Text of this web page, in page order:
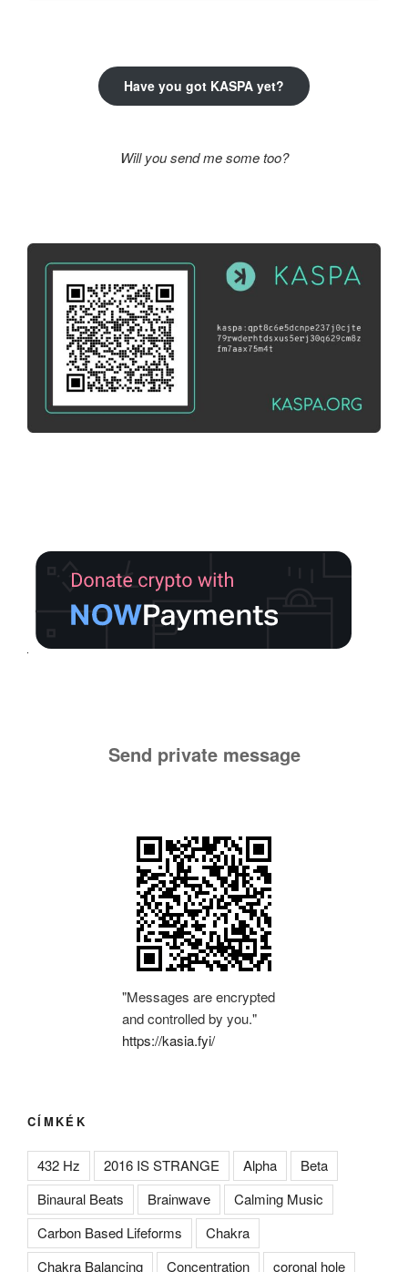
Have you got KASPA yet?
Will you send me some too?
Send private message
"Messages are encrypted
and controlled by you."
https://kasia.fyi/
CÍMKÉK
432 Hz 2016 IS STRANGE Alpha
Beta
Binaural Beats
Brainwave
Calming Music
Carbon Based Lifeforms
Chakra
Chakra Balancing
Concentration coronal hole